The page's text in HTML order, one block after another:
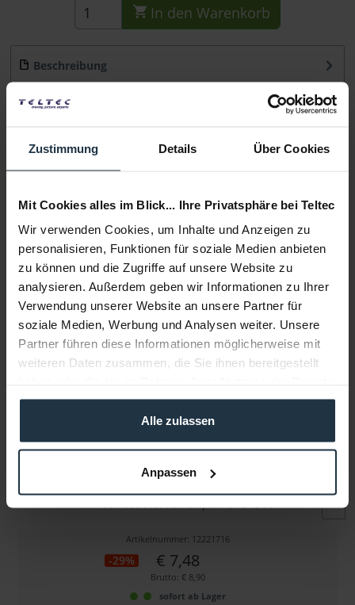
Zustimmung Details Über Cookies
Mit Cookies alles im Blick... Ihre Privatsphäre bei Teltec
Wir verwenden Cookies, um Inhalte und Anzeigen zu
personalisieren, Funktionen für soziale Medien anbieten
zu können und die Zugriffe auf unsere Website zu
analysieren. Außerdem geben wir Informationen zu Ihrer
Verwendung unserer Website an unsere Partner für
soziale Medien, Werbung und Analysen weiter. Unsere
Partner führen diese Informationen möglicherweise mit
weiteren Daten zusammen, die Sie ihnen bereitgestellt
gesammelt haben.
Alle zulassen
Anpassen
In den Warenkorb
Beschreibung
Schnellwechselplatte ermöglicht eine schnelle...mehr
Beratung
Infos zu Hersteller & Produktsicherheit
Folgende Infos zum Hersteller sind verfübar...... mehr
Weitere Artikel von Manfrotto ansehen
Manfrotto XMV116.138
1/4" Schraube für Kameraplatte, VE= 2 St.
Artikelnummer: 12221716
-29% € 7,48
Brutto: € 8,90
sofort ab Lager